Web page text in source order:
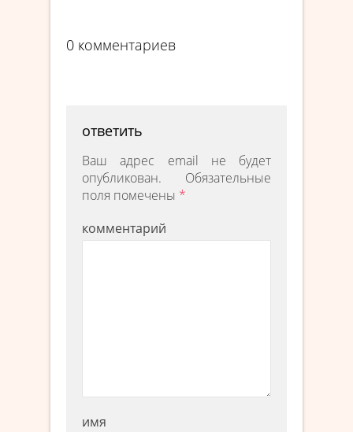
0 комментариев
ответить
Ваш адрес email не будет
опубликован.
Обязательные
поля помечены *
комментарий
имя